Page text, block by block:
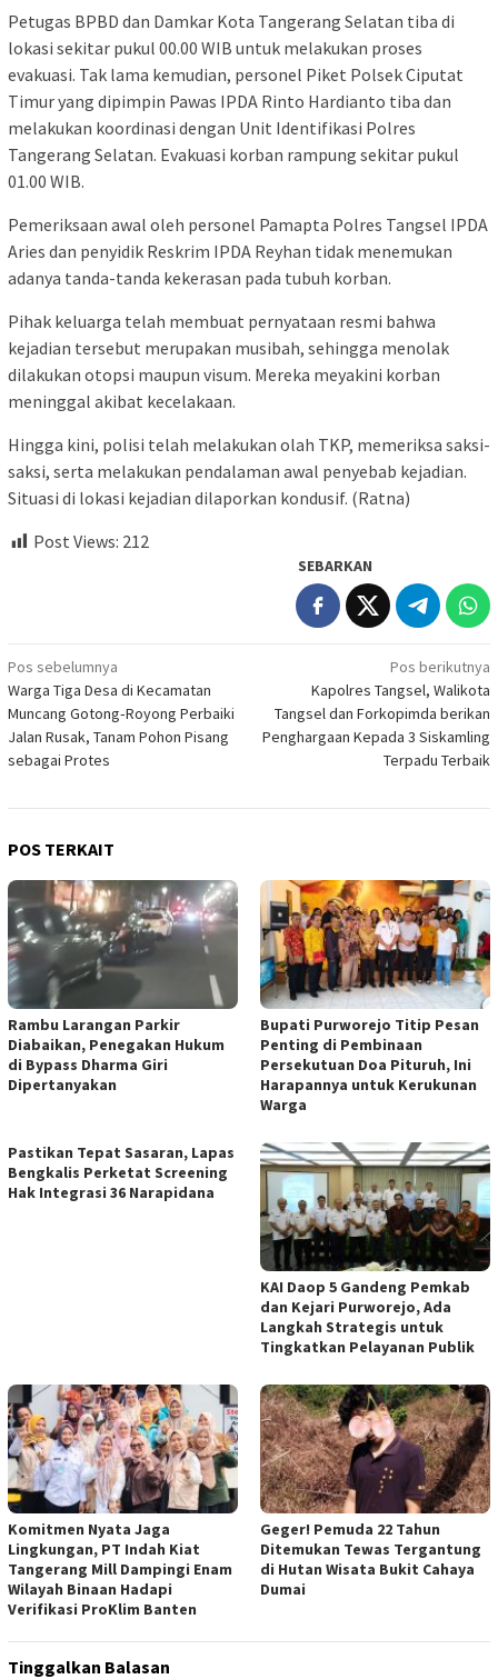
Petugas BPBD dan Damkar Kota Tangerang Selatan tiba di
lokasi sekitar pukul 00.00 WIB untuk melakukan proses
evakuasi. Tak lama kemudian, personel Piket Polsek Ciputat
Timur yang dipimpin Pawas IPDA Rinto Hardianto tiba dan
melakukan koordinasi dengan Unit Identifikasi Polres
Tangerang Selatan. Evakuasi korban rampung sekitar pukul
01.00 WIB.
Pemeriksaan awal oleh personel Pamapta Polres Tangsel IPDA
Aries dan penyidik Reskrim IPDA Reyhan tidak menemukan
adanya tanda-tanda kekerasan pada tubuh korban.
Pihak keluarga telah membuat pernyataan resmi bahwa
kejadian tersebut merupakan musibah, sehingga menolak
dilakukan otopsi maupun visum. Mereka meyakini korban
meninggal akibat kecelakaan.
Hingga kini, polisi telah melakukan olah TKP, memeriksa saksi-
saksi, serta melakukan pendalaman awal penyebab kejadian.
Situasi di lokasi kejadian dilaporkan kondusif. (Ratna)
Post Views: 212
SEBARKAN
Navigasi
pos
Pos sebelumnya
Warga Tiga Desa di Kecamatan
Muncang Gotong‑Royong Perbaiki
Jalan Rusak, Tanam Pohon Pisang
sebagai Protes
Pos berikutnya
Kapolres Tangsel, Walikota
Tangsel dan Forkopimda berikan
Penghargaan Kepada 3 Siskamling
Terpadu Terbaik
POS TERKAIT
Rambu Larangan Parkir
Diabaikan, Penegakan Hukum
di Bypass Dharma Giri
Dipertanyakan
Bupati Purworejo Titip Pesan
Penting di Pembinaan
Persekutuan Doa Pituruh, Ini
Harapannya untuk Kerukunan
Warga
Pastikan Tepat Sasaran, Lapas
Bengkalis Perketat Screening
Hak Integrasi 36 Narapidana
KAI Daop 5 Gandeng Pemkab
dan Kejari Purworejo, Ada
Langkah Strategis untuk
Tingkatkan Pelayanan Publik ‎
Komitmen Nyata Jaga
Lingkungan, PT Indah Kiat
Tangerang Mill Dampingi Enam
Wilayah Binaan Hadapi
Verifikasi ProKlim Banten
Geger! Pemuda 22 Tahun
Ditemukan Tewas Tergantung
di Hutan Wisata Bukit Cahaya
Dumai
Tinggalkan Balasan